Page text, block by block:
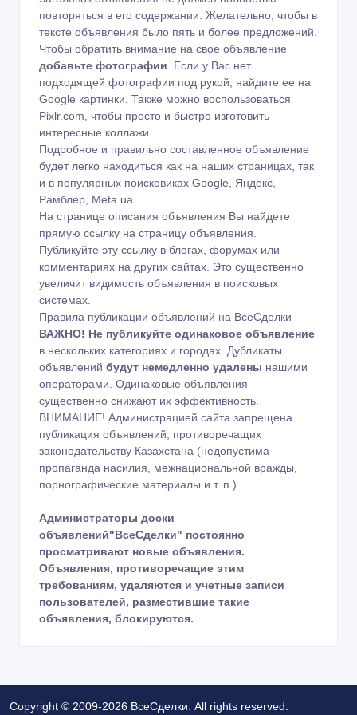
повторяться в его содержании. Желательно, чтобы в
тексте объявления было пять и более предложений.
Чтобы обратить внимание на свое объявление
добавьте фотографии . Если у Вас нет
подходящей фотографии под рукой, найдите ее на
Google картинки . Также можно воспользоваться
Pixlr.com , чтобы просто и быстро изготовить
интересные коллажи.
Подробное и правильно составленное объявление
будет легко находиться как на наших страницах, так
и в популярных поисковиках Google, Яндекс,
Рамблер, Meta.ua
На странице описания объявления Вы найдете
прямую ссылку на страницу объявления.
Публикуйте эту ссылку в блогах, форумах или
комментариях на других сайтах. Это существенно
увеличит видимость объявления в поисковых
системах.
Правила публикации объявлений на ВсеСделки
ВАЖНО! Не публикуйте одинаковое объявление
в нескольких категориях и городах. Дубликаты
объявлений будут немедленно удалены нашими
операторами. Одинаковые объявления
существенно снижают их эффективность.
ВНИМАНИЕ! Администрацией сайта запрещена
публикация объявлений, противоречащих
законодательству Казахстана (недопустима
пропаганда насилия, межнациональной вражды,
порнографические материалы и т. п.).
Администраторы доски
объявлений"ВсеСделки" постоянно
просматривают новые объявления.
Объявления, противоречащие этим
требованиям, удаляются и учетные записи
пользователей, разместившие такие
объявления, блокируются.
Copyright © 2009-2026 ВсеСделки. All rights reserved.